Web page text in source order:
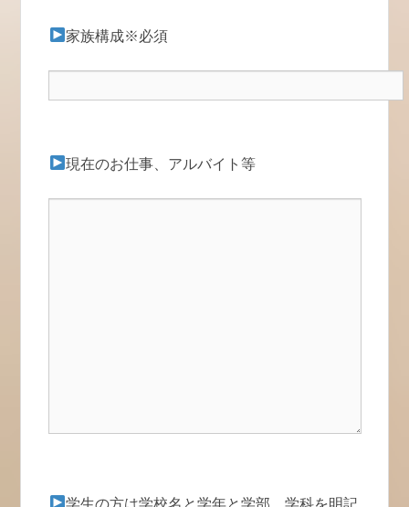
家族構成※必須
現在のお仕事、アルバイト等
学生の方は学校名と学年と学部、学科を明記